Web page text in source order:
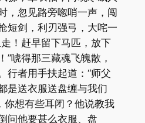
，忽见路旁唿哨一声，闯
短剑，利刃强弓，大咤一
！赶早留下马匹，放下
”唬得那三藏魂飞魄散，
行者用手扶起道：“师父
是送衣服送盘缠与我们
你想有些耳闭？他说教我
问他要甚么衣服、盘